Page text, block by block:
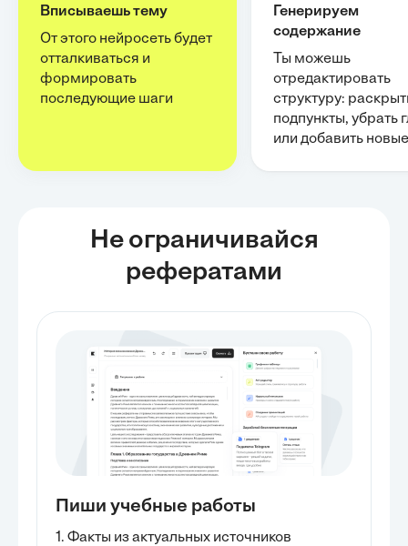
Вписываешь тему
От этого нейросеть будет
отталкиваться и
формировать
последующие шаги
Генерируем
содержание
Ты можешь
отредактировать
структуру:
подпункты, убрать
или добавить новые
Не ограничивайся
рефератами
Пиши учебные работы
1. Факты из актуальных источников